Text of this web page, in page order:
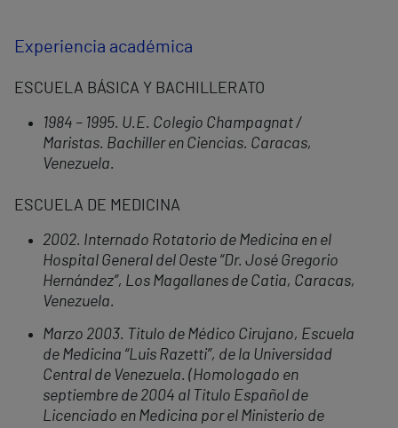
Experiencia académica
ESCUELA BÁSICA Y BACHILLERATO
1984 – 1995. U.E. Colegio Champagnat /
Maristas. Bachiller en Ciencias. Caracas,
Venezuela.
ESCUELA DE MEDICINA
2002. Internado Rotatorio de Medicina en el
Hospital General del Oeste “Dr. José Gregorio
Hernández”, Los Magallanes de Catia, Caracas,
Venezuela.
Marzo 2003. Titulo de Médico Cirujano, Escuela
de Medicina “Luis Razetti”, de la Universidad
Central de Venezuela. (Homologado en
septiembre de 2004 al Titulo Español de
Licenciado en Medicina por el Ministerio de